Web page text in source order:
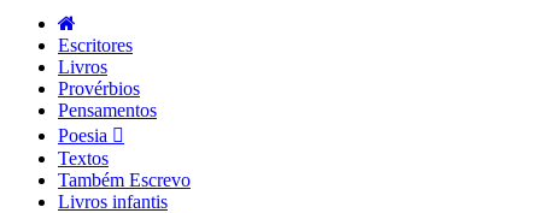
Escritores
Livros
Provérbios
Pensamentos
Poesia
Textos
Também Escrevo
Livros infantis